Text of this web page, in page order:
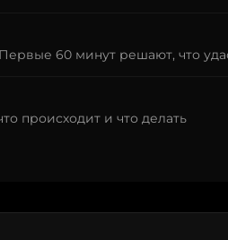
60 минут решают, что
происходит и что делать